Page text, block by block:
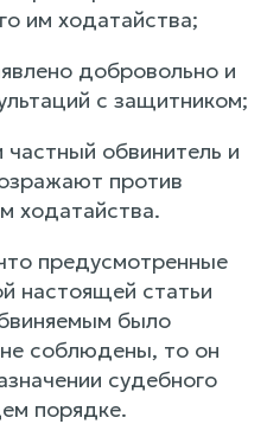
им ходатайства;
добровольно и
с защитником;
обвинитель и
против
ходатайства.
предусмотренные
настоящей статьи
было
соблюдены, то он
судебного
порядке.